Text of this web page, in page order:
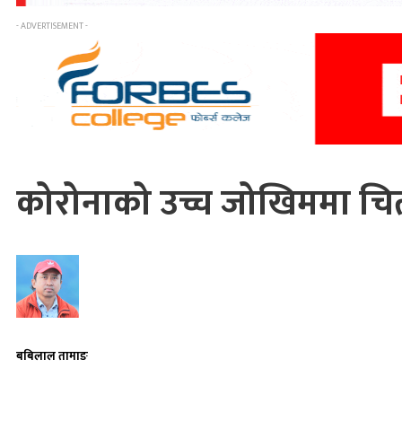
- ADVERTISEMENT -
कोरोनाको उच्च जोखिममा
बबिलाल तामाङ